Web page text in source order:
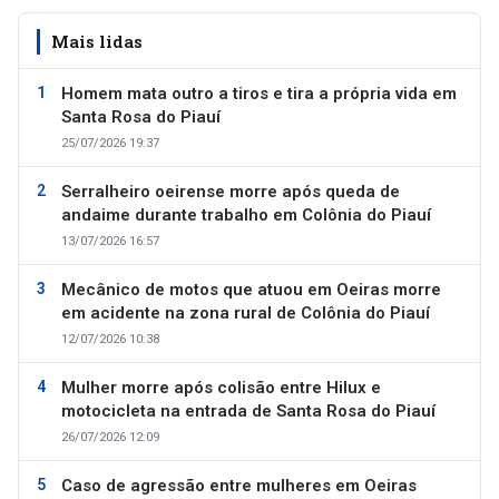
Mais lidas
Homem mata outro a tiros e tira a própria vida em
Santa Rosa do Piauí
25/07/2026 19:37
Serralheiro oeirense morre após queda de
andaime durante trabalho em Colônia do Piauí
13/07/2026 16:57
Mecânico de motos que atuou em Oeiras morre
em acidente na zona rural de Colônia do Piauí
12/07/2026 10:38
Mulher morre após colisão entre Hilux e
motocicleta na entrada de Santa Rosa do Piauí
26/07/2026 12:09
Caso de agressão entre mulheres em Oeiras